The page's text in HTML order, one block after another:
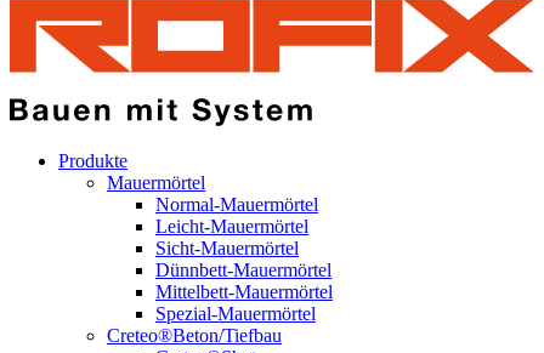
Produkte
Mauermörtel
Normal-Mauermörtel
Leicht-Mauermörtel
Sicht-Mauermörtel
Dünnbett-Mauermörtel
Mittelbett-Mauermörtel
Spezial-Mauermörtel
Creteo®Beton/Tiefbau